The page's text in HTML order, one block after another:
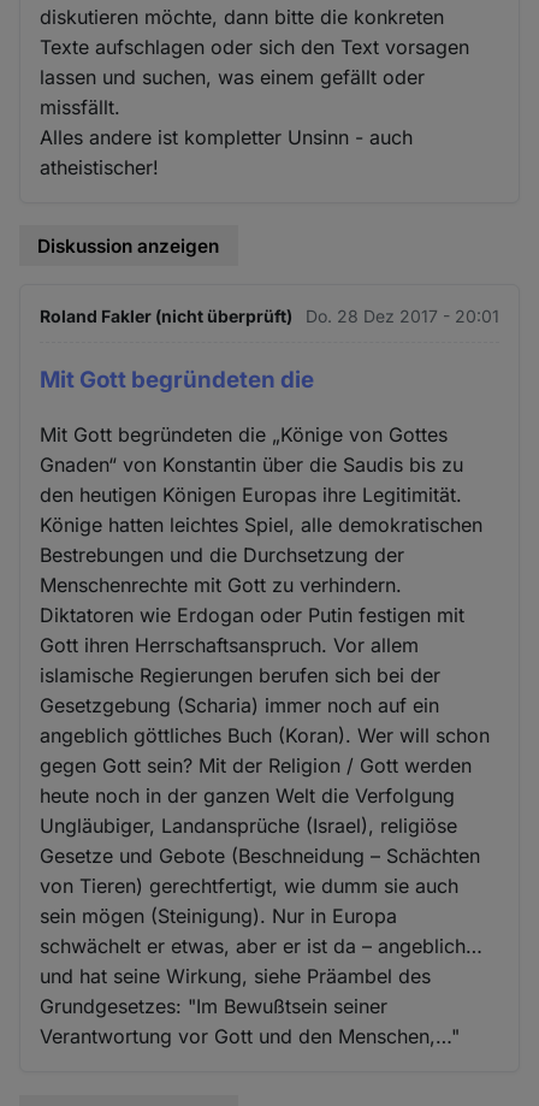
diskutieren möchte, dann bitte die konkreten
Texte aufschlagen oder sich den Text vorsagen
lassen und suchen, was einem gefällt oder
missfällt.
Alles andere ist kompletter Unsinn - auch
atheistischer!
Diskussion anzeigen
Roland Fakler (nicht überprüft) Do. 28 Dez 2017 - 20:01
Mit Gott begründeten die
Mit Gott begründeten die „Könige von Gottes
Gnaden“ von Konstantin über die Saudis bis zu
den heutigen Königen Europas ihre Legitimität.
Könige hatten leichtes Spiel, alle demokratischen
Bestrebungen und die Durchsetzung der
Menschenrechte mit Gott zu verhindern.
Diktatoren wie Erdogan oder Putin festigen mit
Gott ihren Herrschaftsanspruch. Vor allem
islamische Regierungen berufen sich bei der
Gesetzgebung (Scharia) immer noch auf ein
angeblich göttliches Buch (Koran). Wer will schon
gegen Gott sein? Mit der Religion / Gott werden
heute noch in der ganzen Welt die Verfolgung
Ungläubiger, Landansprüche (Israel), religiöse
Gesetze und Gebote (Beschneidung – Schächten
von Tieren) gerechtfertigt, wie dumm sie auch
sein mögen (Steinigung). Nur in Europa
schwächelt er etwas, aber er ist da – angeblich…
und hat seine Wirkung, siehe Präambel des
Grundgesetzes: "Im Bewußtsein seiner
Verantwortung vor Gott und den Menschen,…"